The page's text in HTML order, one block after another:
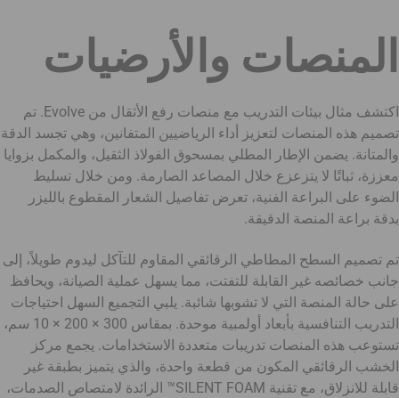
المنصات والأرضيات
اكتشف مثال بيئات التدريب مع منصات رفع الأثقال من Evolve. تم
تصميم هذه المنصات لتعزيز أداء الرياضيين المتفانين، وهي تجسد الدقة
والمتانة. يضمن الإطار المطلي بمسحوق الفولاذ الثقيل، والمكمل بزوايا
معززة، ثباتًا لا يتزعزع خلال المصاعد الصارمة. ومن خلال تسليط
الضوء على البراعة الفنية، تعرض تفاصيل الشعار المقطوع بالليزر
بدقة براعة المنصة الدقيقة.
تم تصميم السطح المطاطي الرقائقي المقاوم للتآكل ليدوم طويلاً، إلى
جانب خصائصه غير القابلة للتفتت، مما يسهل عملية الصيانة، ويحافظ
على حالة المنصة التي لا تشوبها شائبة. يلبي التجميع السهل احتياجات
التدريب التنافسية بأبعاد أولمبية موحدة. بمقاس 300 × 200 × 10 سم،
تستوعب هذه المنصات تدريبات متعددة الاستخدامات. يجمع مركز
الخشب الرقائقي المكون من قطعة واحدة، والذي يتميز بطبقة غير
قابلة للانزلاق، مع تقنية SILENT FOAM™ الرائدة لامتصاص الصدمات،